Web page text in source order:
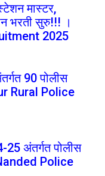
मास्टर,
भरती सुरु!!! ।
2025
90 पोलीस
Rural Police
25 अंतर्गत पोलीस
Nanded Police